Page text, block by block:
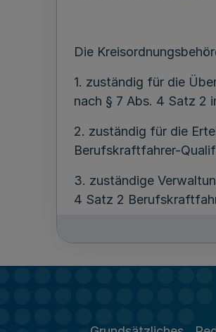
Die
1. zuständig für die
nach § 7 Abs. 4 Satz 2
2. zuständig für die
Berufskraftfahrer-
3. zuständige
4 Satz 2